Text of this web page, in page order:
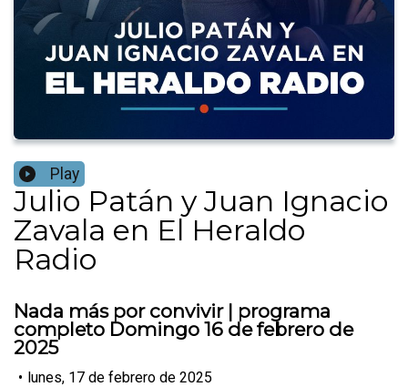
Play
Julio Patán y Juan Ignacio
Zavala en El Heraldo
Radio
Nada más por convivir | programa
completo Domingo 16 de febrero de
2025
• lunes, 17 de febrero de 2025